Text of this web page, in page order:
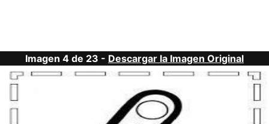
Imagen 4 de 23 - Descargar la Imagen Original